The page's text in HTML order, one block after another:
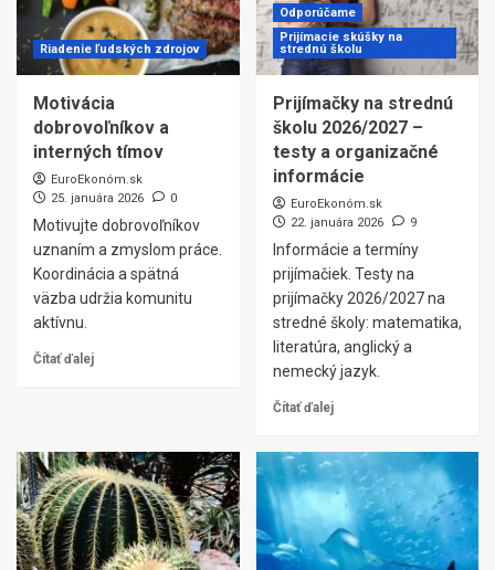
Riadenie ľudských zdrojov
Motivácia
dobrovoľníkov a
interných tímov
EuroEkonóm.sk
25. januára 2026
0
Motivujte dobrovoľníkov
uznaním a zmyslom práce.
Koordinácia a spätná
väzba udržia komunitu
aktívnu.
Čítať ďalej
Odporúčame
Prijímacie skúšky na
strednú školu
Prijímačky na strednú
školu 2026/2027 –
testy a organizačné
informácie
EuroEkonóm.sk
22. januára 2026
9
Informácie a termíny
prijímačiek. Testy na
prijímačky 2026/2027 na
stredné školy: matematika,
literatúra, anglický a
nemecký jazyk.
Čítať ďalej